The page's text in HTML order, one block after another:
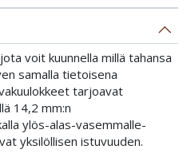
voit kuunnella millä tahansa
samalla tietoisena
tarjoavat
14,2 mm:n
ylös-alas-vasemmalle-
yksilöllisen istuvuuden.